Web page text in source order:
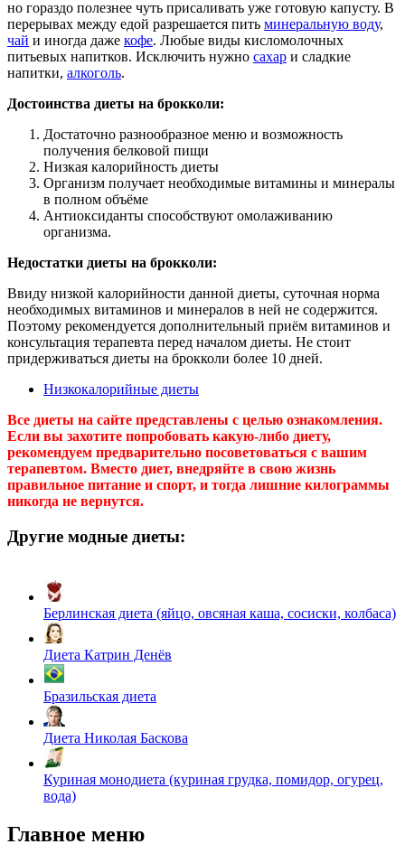
но гораздо полезнее чуть присаливать уже готовую капусту. В
перерывах между едой разрешается пить минеральную воду,
чай и иногда даже кофе. Любые виды кисломолочных
питьевых напитков. Исключить нужно сахар и сладкие
напитки, алкоголь.
Достоинства диеты на брокколи:
Достаточно разнообразное меню и возможность
получения белковой пищи
Низкая калорийность диеты
Организм получает необходимые витамины и минералы
в полном объёме
Антиоксиданты способствуют омолаживанию
организма.
Недостатки диеты на брокколи:
Ввиду низкой калорийности данной диеты, суточная норма
необходимых витаминов и минералов в ней не содержится.
Поэтому рекомендуется дополнительный приём витаминов и
консультация терапевта перед началом диеты. Не стоит
придерживаться диеты на брокколи более 10 дней.
Низкокалорийные диеты
Все диеты на сайте представлены с целью ознакомления.
Если вы захотите попробовать какую-либо диету,
рекомендуем предварительно посоветоваться с вашим
терапевтом. Вместо диет, внедряйте в свою жизнь
правильное питание и спорт, и тогда лишние килограммы
никогда не вернутся.
Другие модные диеты:
Берлинская диета (яйцо, овсяная каша, сосиски, колбаса)
Диета Катрин Денёв
Бразильская диета
Диета Николая Баскова
Куриная монодиета (куриная грудка, помидор, огурец,
вода)
Главное меню